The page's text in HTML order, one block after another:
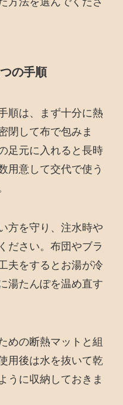
の手順
順は、まず十分に熱
閉して布で包みま
足元に入れると長時
用意して交代で使う
方を守り、注水時や
ださい。布団やブラ
夫をするとお湯が冷
湯たんぽを温め直す
めの断熱マットと組
用後は水を抜いて乾
うに収納しておきま